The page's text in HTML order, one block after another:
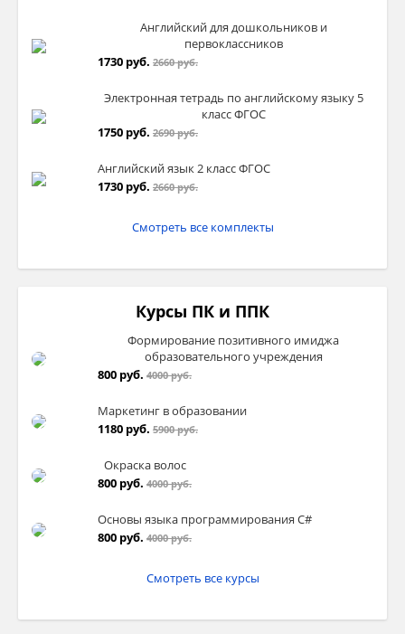
Английский для дошкольников и
первоклассников
1730 руб. 2660 руб.
Электронная тетрадь по английскому языку 5
класс ФГОС
1750 руб. 2690 руб.
Английский язык 2 класс ФГОС
1730 руб. 2660 руб.
Смотреть все комплекты
Курсы ПК и ППК
Формирование позитивного имиджа
образовательного учреждения
800 руб. 4000 руб.
Маркетинг в образовании
1180 руб. 5900 руб.
Окраска волос
800 руб. 4000 руб.
Основы языка программирования C#
800 руб. 4000 руб.
Смотреть все курсы